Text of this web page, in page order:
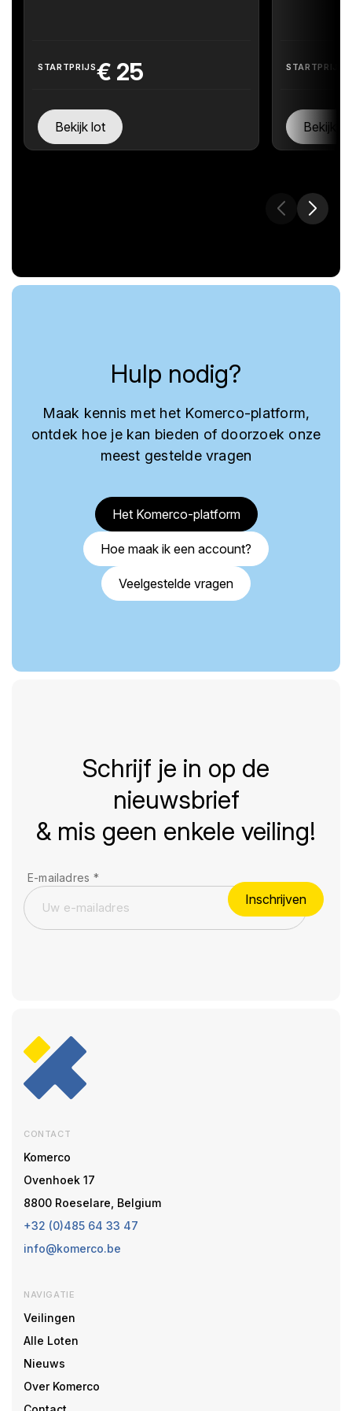
STARTPRIJS€ 25
Bekijk lot
STARTPRIJS
Bekijk
Hulp nodig?
Maak kennis met het Komerco-platform,
ontdek hoe je kan bieden of doorzoek onze
meest gestelde vragen
Het Komerco-platform
Hoe maak ik een account?
Veelgestelde vragen
Schrijf je in op de
nieuwsbrief
& mis geen enkele veiling!
E-mailadres *
Inschrijven
CONTACT
Komerco
Ovenhoek 17
8800 Roeselare, Belgium
+32 (0)485 64 33 47
info@komerco.be
NAVIGATIE
Veilingen
Alle Loten
Nieuws
Over Komerco